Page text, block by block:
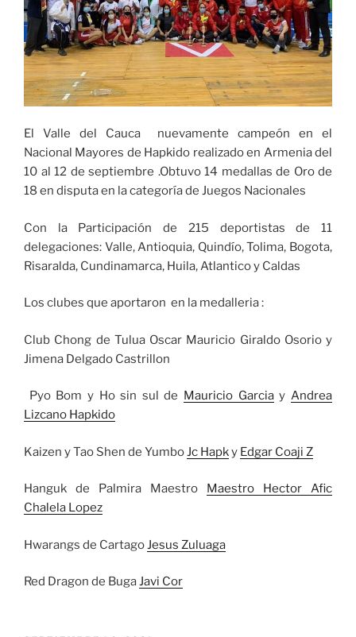
El Valle del Cauca nuevamente campeón en el
Nacional Mayores de Hapkido realizado en Armenia del
10 al 12 de septiembre .Obtuvo 14 medallas de Oro de
18 en disputa en la categoría de Juegos Nacionales
Con la Participación de 215 deportistas de 11
delegaciones: Valle, Antioquia, Quindío, Tolima, Bogota,
Risaralda, Cundinamarca, Huila, Atlantico y Caldas
Los clubes que aportaron en la medalleria :
Club Chong de Tulua Oscar Mauricio Giraldo Osorio y
Jimena Delgado Castrillon
Pyo Bom y Ho sin sul de Mauricio GarciayAndrea
Lizcano Hapkido
Kaizen y Tao Shen de YumboJc Hapky Edgar Coaji Z
Hanguk de Palmira Maestro Maestro Hector Afic
Chalela Lopez
Hwarangs de CartagoJesus Zuluaga
Red Dragon de BugaJavi Cor